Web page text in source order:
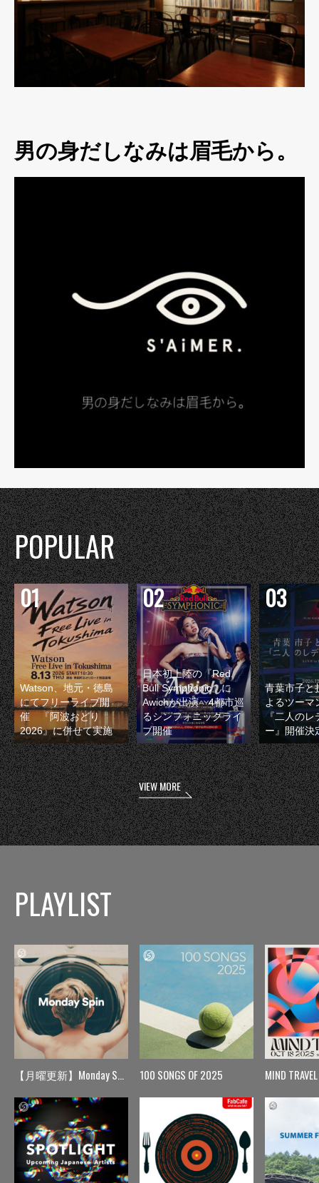
男の身だしなみは眉毛から。
POPULAR
Watson、地元・徳島
にてフリーライブ開
催 『阿波おどり
2026』に併せて実施
日本初上陸の『Red
Bull Symphonic』に
Awichが出演 4都市巡
るシンフォニックライ
ブ開催
青葉市子と
よるツーマ
『二人のレ
ー』開催決
VIEW MORE
PLAYLIST
【月曜更新】Monday Spin 100 SONGS OF 2025 MIND TRAVEL